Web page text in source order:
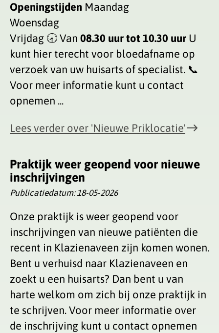
Openingstijden Maandag
Woensdag
Vrijdag 🕣 Van 08.30 uur tot 10.30 uur U
kunt hier terecht voor bloedafname op
verzoek van uw huisarts of specialist. 📞
Voor meer informatie kunt u contact
opnemen ...
Lees verder over 'Nieuwe Priklocatie'
Praktijk weer geopend voor nieuwe
inschrijvingen
Publicatiedatum:18-05-2026
Onze praktijk is weer geopend voor
inschrijvingen van nieuwe patiënten die
recent in Klazienaveen zijn komen wonen.
Bent u verhuisd naar Klazienaveen en
zoekt u een huisarts? Dan bent u van
harte welkom om zich bij onze praktijk in
te schrijven. Voor meer informatie over
de inschrijving kunt u contact opnemen